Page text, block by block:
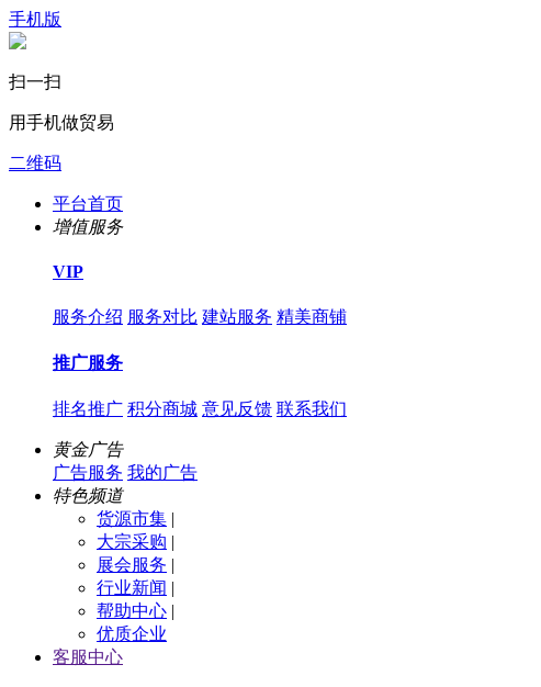
手机版
扫一扫
用手机做贸易
二维码
平台首页
增值服务
VIP
服务介绍 服务对比 建站服务 精美商铺
推广服务
排名推广 积分商城 意见反馈 联系我们
黄金广告
广告服务 我的广告
特色频道
货源市集 |
大宗采购 |
展会服务 |
行业新闻 |
帮助中心 |
优质企业
客服中心